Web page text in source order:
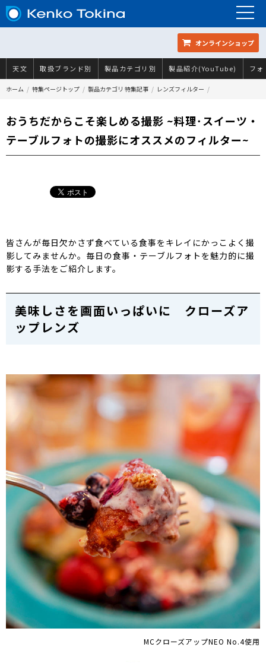
オンラインショップ
天文 取扱ブランド別 製品カテゴリ別 製品紹介(YouTube) フ
ホーム 特集ページトップ 製品カテゴリ 特集記事 レンズフィルター
おうちだからこそ楽しめる撮影 ~料理･スイーツ・
テーブルフォトの撮影にオススメのフィルター~
皆さんが毎日欠かさず食べている食事をキレイにかっこよく撮
影してみませんか。毎日の食事・テーブルフォトを魅力的に撮
影する手法をご紹介します。
美味しさを画面いっぱいに クローズア
ップレンズ
MCクローズアップNEO No.4使用